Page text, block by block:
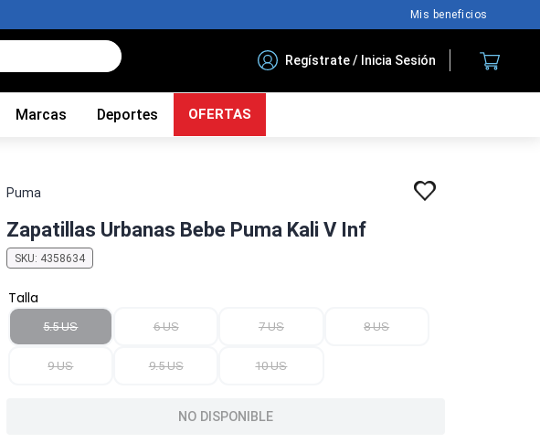
Mis beneficios
Regístrate / Inicia Sesión
Marcas Deportes OFERTAS
Puma
Zapatillas Urbanas Bebe Puma Kali V Inf
SKU: 4358634
Talla
5.5 US 6 US 7 US 8 US
9 US 9.5 US 10 US
NO DISPONIBLE